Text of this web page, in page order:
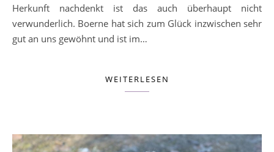
Herkunft nachdenkt ist das auch überhaupt nicht
verwunderlich. Boerne hat sich zum Glück inzwischen sehr
gut an uns gewöhnt und ist im…
WEITERLESEN